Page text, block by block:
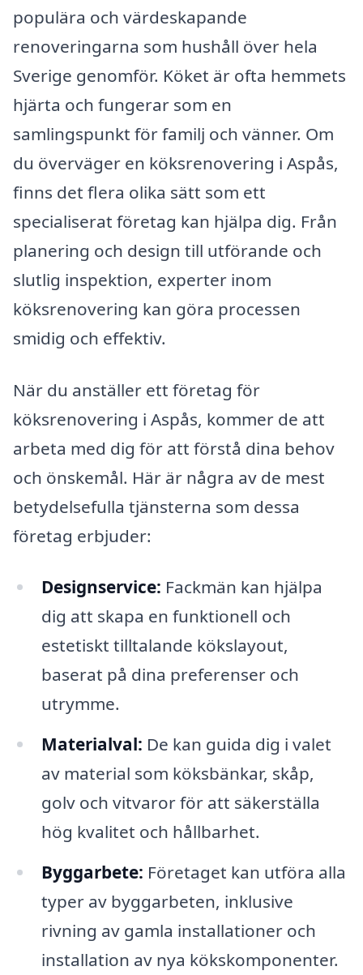
populära och värdeskapande
renoveringarna som hushåll över hela
Sverige genomför. Köket är ofta hemmets
hjärta och fungerar som en
samlingspunkt för familj och vänner. Om
du överväger en köksrenovering i Aspås,
finns det flera olika sätt som ett
specialiserat företag kan hjälpa dig. Från
planering och design till utförande och
slutlig inspektion, experter inom
köksrenovering kan göra processen
smidig och effektiv.
När du anställer ett företag för
köksrenovering i Aspås, kommer de att
arbeta med dig för att förstå dina behov
och önskemål. Här är några av de mest
betydelsefulla tjänsterna som dessa
företag erbjuder:
Designservice: Fackmän kan hjälpa
dig att skapa en funktionell och
estetiskt tilltalande kökslayout,
baserat på dina preferenser och
utrymme.
Materialval: De kan guida dig i valet
av material som köksbänkar, skåp,
golv och vitvaror för att säkerställa
hög kvalitet och hållbarhet.
Byggarbete: Företaget kan utföra alla
typer av byggarbeten, inklusive
rivning av gamla installationer och
installation av nya kökskomponenter.